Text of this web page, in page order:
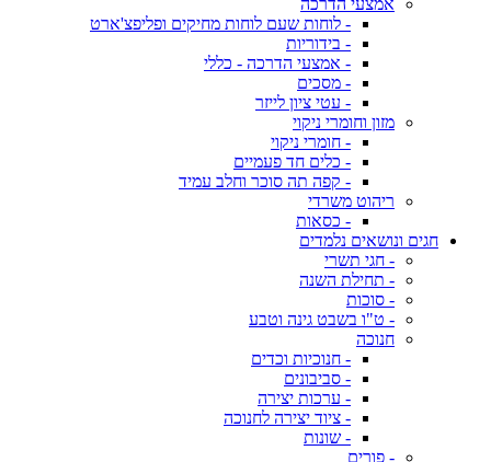
אמצעי הדרכה
- לוחות שעם לוחות מחיקים ופליפצ'ארט
- בידוריות
- אמצעי הדרכה - כללי
- מסכים
- עטי ציון לייזר
מזון וחומרי ניקוי
- חומרי ניקוי
- כלים חד פעמיים
- קפה תה סוכר וחלב עמיד
ריהוט משרדי
- כסאות
חגים ונושאים נלמדים
- חגי תשרי
- תחילת השנה
- סוכות
- ט"ו בשבט גינה וטבע
חנוכה
- חנוכיות וכדים
- סביבונים
- ערכות יצירה
- ציוד יצירה לחנוכה
- שונות
- פורים